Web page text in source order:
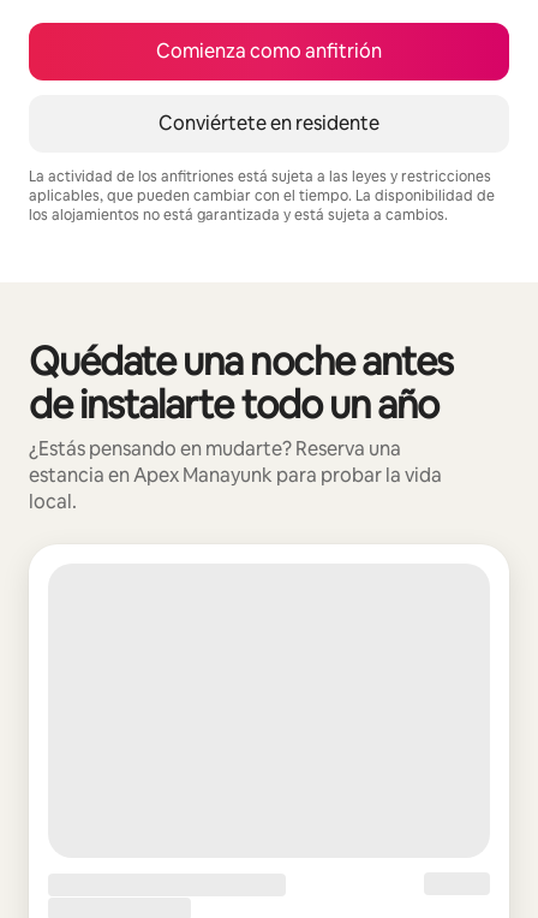
Comienza como anfitrión
Conviértete en residente
La actividad de los anfitriones está sujeta a las leyes y restricciones
aplicables, que pueden cambiar con el tiempo. La disponibilidad de
los alojamientos no está garantizada y está sujeta a cambios.
Quédate una noche antes
de instalarte todo un año
¿Estás pensando en mudarte? Reserva una
estancia en Apex Manayunk para probar la vida
local.
Mostrando 0 de 0 elementos